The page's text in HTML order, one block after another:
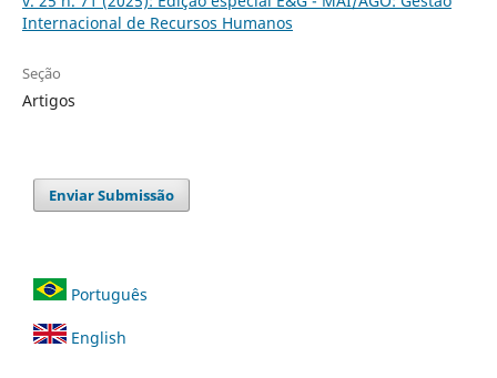
Internacional de Recursos Humanos
Seção
Artigos
Enviar Submissão
Português
English